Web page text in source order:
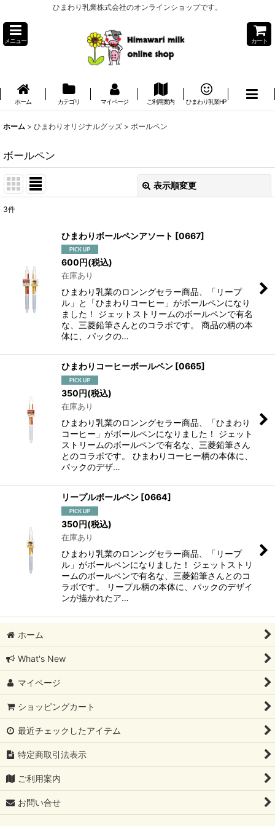
ひまわり乳業株式会社のオンラインショップです。
メニュー カート
ホーム カテゴリ マイページ ご利用案内 ひまわり乳業HP
ホーム > ひまわりオリジナルグッズ > ボールペン
ボールペン
表示順変更
絞り込む
3件
ひまわりボールペンアソート [0667]
600円(税込)
在庫あり
ひまわり乳業のロンングセラー商品、「リープ
ル」と「ひまわりコーヒー」がボールペンになり
ました！ ジェットストリームのボールペンで有名
な、三菱鉛筆さんとのコラボです。 商品の柄の本
体に、パックの…
ひまわりコーヒーボールペン [0665]
350円(税込)
在庫あり
ひまわり乳業のロンングセラー商品、「ひまわり
コーヒー」がボールペンになりました！ ジェット
ストリームのボールペンで有名な、三菱鉛筆さん
とのコラボです。 ひまわりコーヒー柄の本体に、
パックのデザ…
リープルボールペン [0664]
350円(税込)
在庫あり
ひまわり乳業のロンングセラー商品、「リープ
ル」がボールペンになりました！ ジェットストリ
ームのボールペンで有名な、三菱鉛筆さんとのコ
ラボです。 リープル柄の本体に、パックのデザイ
ンが描かれたア…
ホーム
What's New
マイページ
ショッピングカート
最近チェックしたアイテム
特定商取引法表示
ご利用案内
お問い合せ